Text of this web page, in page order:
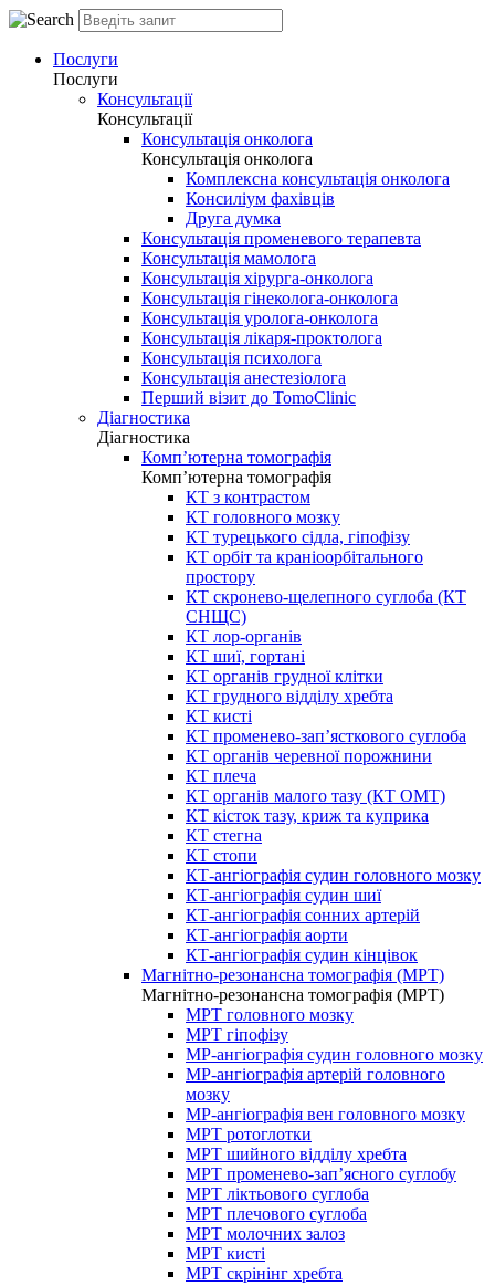
Послуги
Послуги
Консультації
Консультації
Консультація онколога
Консультація онколога
Комплексна консультація онколога
Консиліум фахівців
Друга думка
Консультація променевого терапевта
Консультація мамолога
Консультація хірурга-онколога
Консультація гінеколога-онколога
Консультація уролога-онколога
Консультація лікаря-проктолога
Консультація психолога
Консультація анестезіолога
Перший візит до TomoClinic
Діагностика
Діагностика
Комп’ютерна томографія
Комп’ютерна томографія
КТ з контрастом
КТ головного мозку
КТ турецького сідла, гіпофізу
КТ орбіт та краніоорбітального
простору
КТ скронево-щелепного суглоба (КТ
СНЩС)
КТ лор-органів
КТ шиї, гортані
КТ органів грудної клітки
КТ грудного відділу хребта
КТ кисті
КТ променево-зап’ясткового суглоба
КТ органів черевної порожнини
КТ плеча
КТ органів малого тазу (КТ ОМТ)
КТ кісток тазу, криж та куприка
КТ стегна
КТ стопи
КТ-ангіографія судин головного мозку
КТ-ангіографія судин шиї
КТ-ангіографія сонних артерій
КТ-ангіографія аорти
КТ-ангіографія судин кінцівок
Магнітно-резонансна томографія (МРТ)
Магнітно-резонансна томографія (МРТ)
МРТ головного мозку
МРТ гіпофізу
МР-ангіографія судин головного мозку
МР-ангіографія артерій головного
мозку
МР-ангіографія вен головного мозку
МРТ ротоглотки
МРТ шийного відділу хребта
МРТ променево-зап’ясного суглобу
МРТ ліктьового суглоба
МРТ плечового суглоба
МРТ молочних залоз
МРТ кисті
МРТ скрінінг хребта